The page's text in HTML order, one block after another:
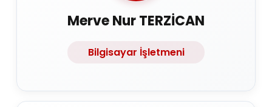
Merve Nur TERZİCAN
Bilgisayar İşletmeni